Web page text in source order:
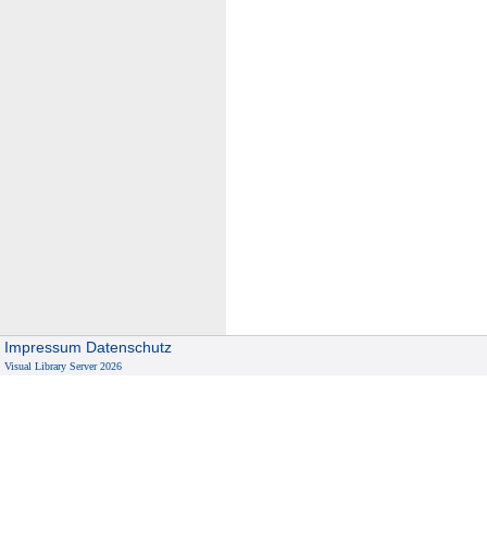
Impressum Datenschutz
Visual Library Server 2026